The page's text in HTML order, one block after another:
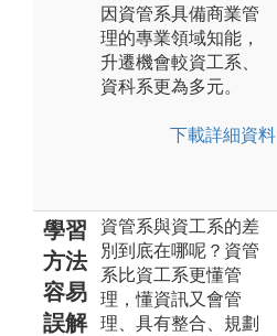
因資管系具備商業管
理的專業領域知能，
升遷機會較資工系、
資科系更為多元。
下載詳細資料
學習
方法
容易
誤解
資管系與資工系的差
別到底在哪呢？資管
系比資工系更懂管
理，懂資訊又會管
理、具有整合、規劃